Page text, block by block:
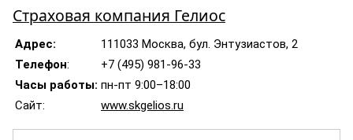
Страховая компания Гелиос
Адрес:
111033 Москва, бул. Энтузиастов, 2
Телефон:
+7 (495) 981-96-33
Часы работы: пн-пт 9:00–18:00
Сайт:
www.skgelios.ru